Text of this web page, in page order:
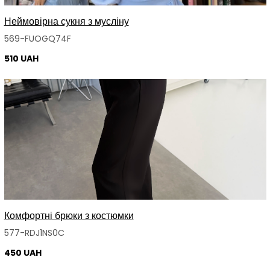
Неймовірна сукня з мусліну
569-FUOGQ74F
510 UAH
Комфортні брюки з костюмки
577-RDJ1NS0C
450 UAH